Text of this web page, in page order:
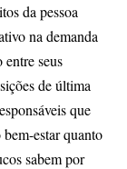
da pessoa
na demanda
seus
de última
que
estar quanto
sabem por